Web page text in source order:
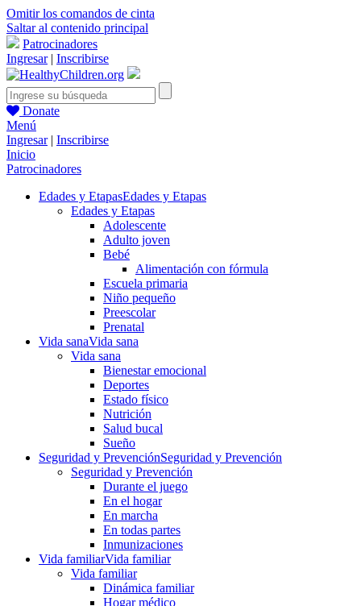
Omitir los comandos de cinta
Saltar al contenido principal
Patrocinadores
Ingresar| Inscribirse
Donate
Menú
Ingresar| Inscribirse
Inicio
Patrocinadores
Edades y EtapasEdades y Etapas
Edades y Etapas
Adolescente
Adulto joven
Bebé
Alimentación con fórmula
Escuela primaria
Niño pequeño
Preescolar
Prenatal
Vida sanaVida sana
Vida sana
Bienestar emocional
Deportes
Estado físico
Nutrición
Salud bucal
Sueño
Seguridad y PrevenciónSeguridad y Prevención
Seguridad y Prevención
Durante el juego
En el hogar
En marcha
En todas partes
Inmunizaciones
Vida familiarVida familiar
Vida familiar
Dinámica familiar
Hogar médico